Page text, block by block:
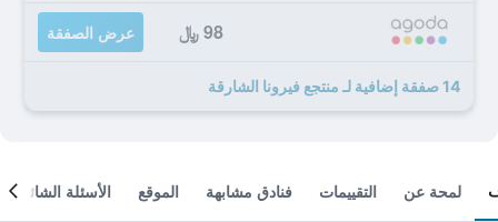
98 ﷼ عرض الصفقة
14 صفقة إضافية لـ منتجع فيرونا الشارقة
لمحة عن التقييمات فنادق مشابهة الموقع الأسئلة الشائعة